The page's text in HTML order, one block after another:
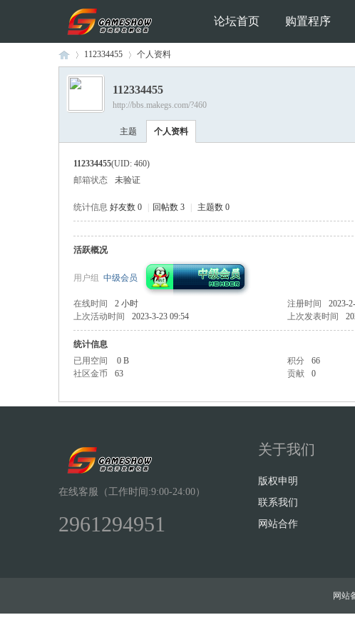
论坛首页 购置程序
Sh
›
112334455 个人资料
112334455
http://bbs.makegs.com/?460
主题 个人资料
112334455(UID: 460)
邮箱状态
未验证
统计信息 好友数 0 回帖数 3 主题数 0
活跃概况
用户组 中级会员
在线时间 2 小时 注册时间 2023-
上次活动时间
2023-3-23 09:54 上次发表时间
统计信息
已用空间
0 B 积分 66
社区金币
63 贡献 0
在线客服（工作时间:9:00-24:00）
2961294951
关于我们
版权申明
联系我们
网站合作
网站